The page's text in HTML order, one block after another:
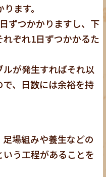
ます。
ずつかかりますし、下
ぞれ1日ずつかかるた
が発生すればそれ以
で、日数には余裕を持
場組みや養生などの
う工程があることを